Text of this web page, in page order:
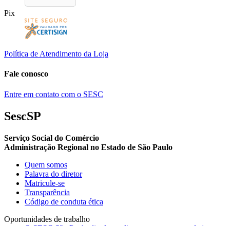
Pix
Política de Atendimento da Loja
Fale conosco
Entre em contato com o SESC
SescSP
Serviço Social do Comércio
Administração Regional no Estado de São Paulo
Quem somos
Palavra do diretor
Matricule-se
Transparência
Código de conduta ética
Oportunidades de trabalho